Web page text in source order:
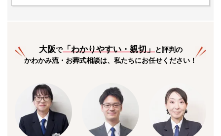
大阪で「わかりやすい・親切」と評判の
かわかみ流・お葬式相談は、私たちにお任せください！